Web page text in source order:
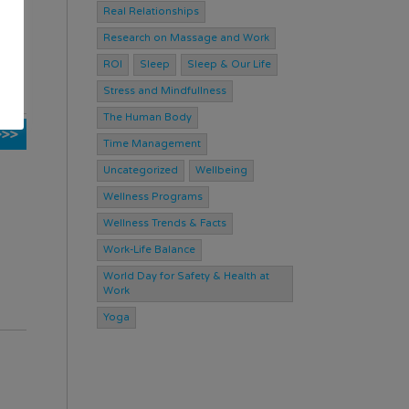
Real Relationships
Research on Massage and Work
ROI Sleep Sleep & Our Life
Stress and Mindfullness
The Human Body
Time Management
Uncategorized Wellbeing
Wellness Programs
Wellness Trends & Facts
Work-Life Balance
World Day for Safety & Health at
Work
Yoga